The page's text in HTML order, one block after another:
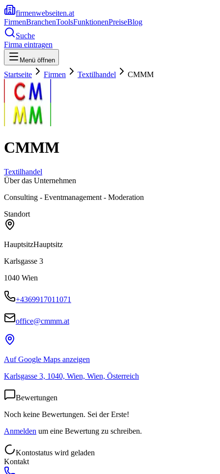
firmenwebseiten.at
FirmenBranchenToolsFunktionenPreiseBlog
Suche
Firma eintragen
Menü öffnen
Startseite Firmen Textilhandel CMMM
CMMM
Textilhandel
Über das Unternehmen
Consulting - Eventmanagement - Moderation
Standort
HauptsitzHauptsitz
Karlsgasse 3
1040 Wien
+4369917011071
office@cmmm.at
Auf Google Maps anzeigen
Karlsgasse 3, 1040, Wien, Wien, Österreich
Bewertungen
Noch keine Bewertungen. Sei der Erste!
Anmelden um eine Bewertung zu schreiben.
Kontostatus wird geladen
Kontakt